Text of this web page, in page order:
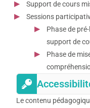
Support de cours
Sessions
Phase de
support de
Phase de
Le contenu